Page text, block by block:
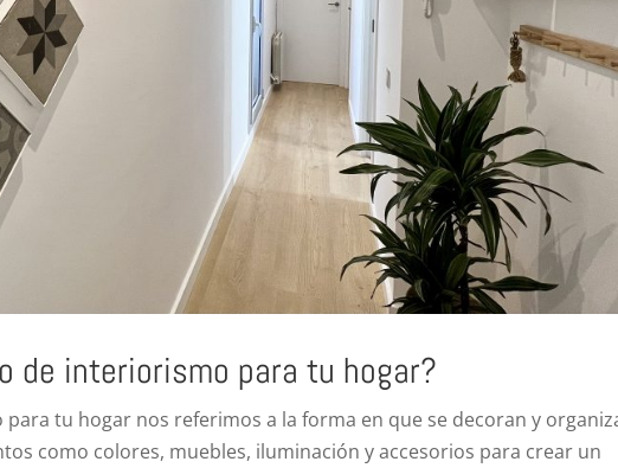
de interiorismo para tu hogar?
tu hogar nos referimos a la forma en que se decoran y
como colores, muebles, iluminación y accesorios para crear un